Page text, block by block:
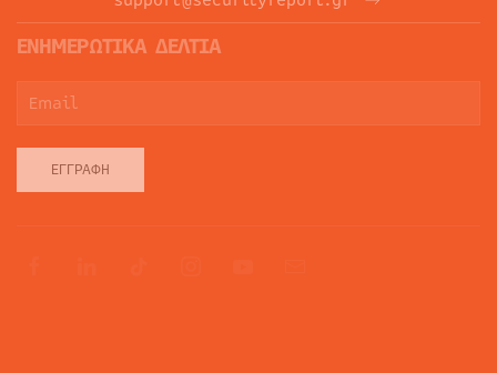
ΕΝΗΜΕΡΩΤΙΚΑ ΔΕΛΤΙΑ
ΕΓΓΡΑΦΉ